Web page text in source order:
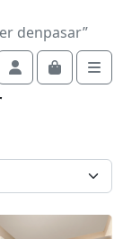
denpasar”
AccountCart